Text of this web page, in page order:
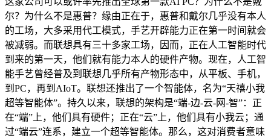
尔？为什么不是惠普？缘由正在于，惠普和戴尔几乎没有本人
的工场，大多采用代工模式，手艺开辟能力正在第一时间就会
被减弱。而联想具有三十多家工场，因而，正在人工智能时代
到来的第一天，他们就有能力本人的硬件产物。现在，人工智
能手艺曾经普及到联想几乎所有产物形态中，从平板、手机，
到PC，再到AIoT。联想还推出了一个智能体，名为“天禧小我
超等智能体”。持久以来，联想的架构是“端-边-云-网-智”：正
在“端”上，他们具有硬件；正在“云”上，他们具有小我云；通
过“端云”连系，建立一个超等智能体。那么，这对消费者意味